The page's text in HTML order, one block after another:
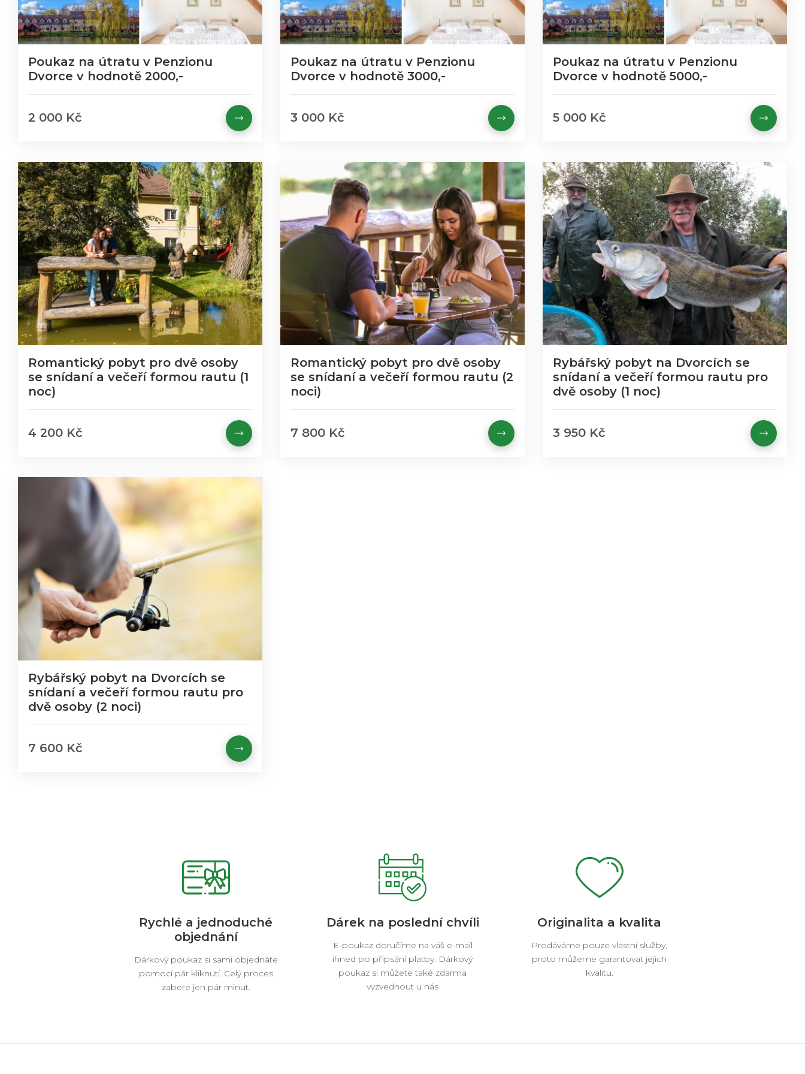
Poukaz na útratu v Penzionu
Dvorce v hodnotě 2000,-
2 000 Kč
Poukaz na útratu v Penzionu
Dvorce v hodnotě 3000,-
3 000 Kč
Poukaz na útratu v Penzionu
Dvorce v hodnotě 5000,-
5 000 Kč
Romantický pobyt pro dvě osoby
se snídaní a večeří formou rautu (1
noc)
4 200 Kč
Romantický pobyt pro dvě osoby
se snídaní a večeří formou rautu (2
noci)
7 800 Kč
Rybářský pobyt na Dvorcích se
snídaní a večeří formou rautu pro
dvě osoby (1 noc)
3 950 Kč
Rybářský pobyt na Dvorcích se
snídaní a večeří formou rautu pro
dvě osoby (2 noci)
7 600 Kč
Rychlé a jednoduché
objednání
Dárkový poukaz si sami objednáte
pomocí pár kliknutí. Celý proces
zabere jen pár minut.
Dárek na poslední chvíli
E-poukaz doručíme na váš e-mail
ihned po připsání platby. Dárkový
poukaz si můžete také zdarma
vyzvednout u nás
Originalita a kvalita
Prodáváme pouze vlastní služby,
proto můžeme garantovat jejich
kvalitu.